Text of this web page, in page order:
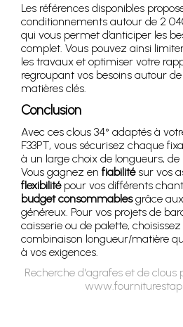
Les références disponibles
conditionnements autour de 2
qui vous permet d’anticiper les
complet. Vous pouvez ainsi
les travaux et optimiser votre
regroupant vos besoins autour
matières clés.
Conclusion
Avec ces clous 34° adaptés à
F33PT, vous sécurisez chaque
à un large choix de longueurs,
Vous gagnez en fiabilitésur vos
flexibilitépour vos différents
budget consommablesgrâce
généreux. Pour vos projets de
caisserie ou de palette,
combinaison longueur/matière
à vos exigences.
Recherche d'agrafes et de clous